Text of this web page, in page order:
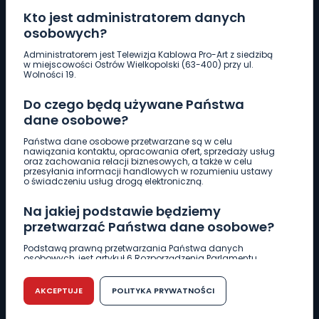
Kto jest administratorem danych
osobowych?
Administratorem jest Telewizja Kablowa Pro-Art z siedzibą
w miejscowości Ostrów Wielkopolski (63-400) przy ul.
Wolności 19.
Do czego będą używane Państwa
dane osobowe?
Państwa dane osobowe przetwarzane są w celu
nawiązania kontaktu, opracowania ofert, sprzedaży usług
oraz zachowania relacji biznesowych, a także w celu
przesyłania informacji handlowych w rozumieniu ustawy
o świadczeniu usług drogą elektroniczną.
Na jakiej podstawie będziemy
przetwarzać Państwa dane osobowe?
Podstawą prawną przetwarzania Państwa danych
osobowych, jest artykuł 6 Rozporządzenia Parlamentu
r. w sprawie ochrony osób fizycznych w związku z
przetwarzaniem danych osobowych w sprawie
swobodnego przepływu takich danych oraz uchylenia
dyrektywy 95/46/WE (RODO).
AKCEPTUJE POLITYKA PRYWATNOŚCI
Pobierz logotyp
661 997 997
REDAKCJA
62 735 22 22redakcja@wlkp24.info
DZIAŁ REKLAMY
62 735 01 85 reklama@wlkp24.info
WIADOMOŚCI
CIEKAWOSTKI